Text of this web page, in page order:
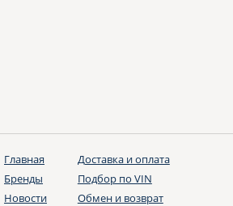
Главная
Бренды
Новости
Доставка и оплата
Подбор по VIN
Обмен и возврат